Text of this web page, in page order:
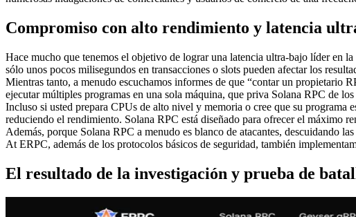
Compromiso con alto rendimiento y latencia
Hace mucho que tenemos el objetivo de lograr una latencia ultra-bajo líder en
sólo unos pocos milisegundos en transacciones o slots pueden afectar los
Mientras tanto, a menudo escuchamos informes de que “contar un propietario
ejecutar múltiples programas en una sola máquina, que priva Solana RPC de
Incluso si usted prepara CPUs de alto nivel y memoria o cree que su
reduciendo el rendimiento. Solana RPC está diseñado para ofrecer el máximo
Además, porque Solana RPC a menudo es blanco de atacantes, descuidando
At ERPC, además de los protocolos básicos de seguridad, también
El resultado de la investigación y prueba de